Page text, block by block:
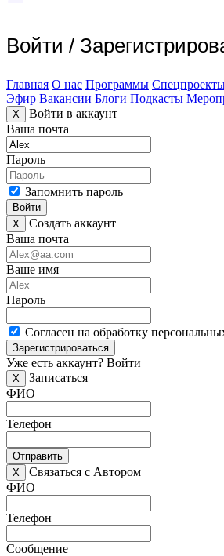
Войти /
Главная О нас Программы
Эфир Вакансии Блоги Подкасты
X
Войти в аккаунт
Ваша почта
Пароль
Запомнить пароль
Войти
X
Создать аккаунт
Ваша почта
Ваше имя
Пароль
Согласен на обработку
Зарегистрироваться
Уже есть аккаунт? Войти
X
Записаться
ФИО
Телефон
Отправить
X
Связаться с Автором
ФИО
Телефон
Сообщение